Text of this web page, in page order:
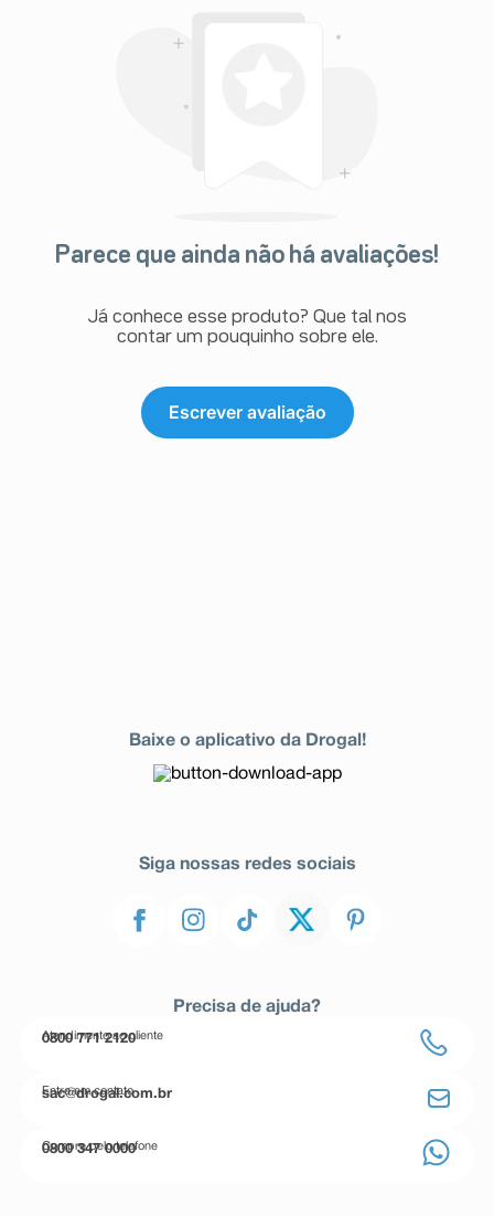
Parece que ainda não há avaliações!
Já conhece esse produto? Que tal nos
contar um pouquinho sobre ele.
Escrever avaliação
Baixe o aplicativo da Drogal!
Siga nossas redes sociais
Precisa de ajuda?
Atendimento ao cliente
0800 771 2120
Entre em contato
sac@drogal.com.br
Compre pelo telefone
0800 347 0000